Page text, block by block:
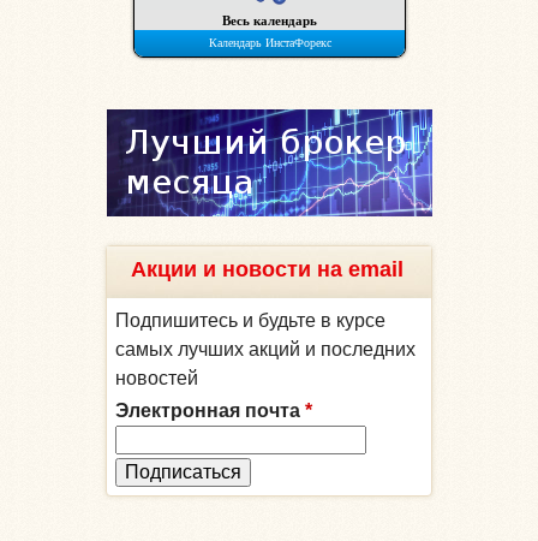
Акции и новости на email
Подпишитесь и будьте в курсе
самых лучших акций и последних
новостей
Электронная почта *